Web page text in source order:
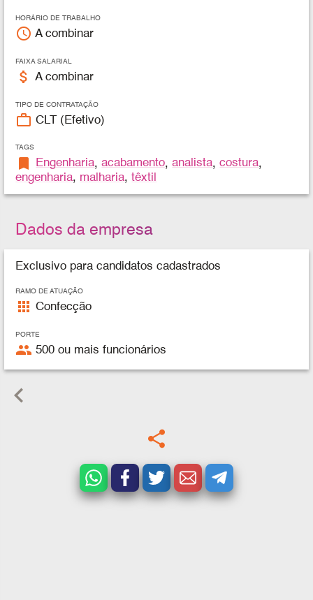
HORÁRIO DE TRABALHO
access_time A combinar
FAIXA SALARIAL
attach_money A combinar
TIPO DE CONTRATAÇÃO
work_outline CLT (Efetivo)
TAGS
bookmark Engenharia,acabamento,analista,costura,
engenharia, malharia,têxtil
Dados da empresa
Exclusivo para candidatos cadastrados
RAMO DE ATUAÇÃO
apps Confecção
PORTE
people 500 ou mais funcionários
keyboard_arrow_left
share